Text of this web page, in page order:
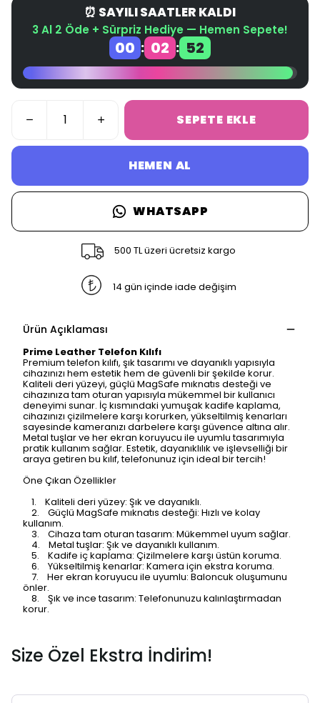
⏰ SAYILI SAATLER KALDI
3 Al 2 Öde + Sürpriz Hediye — Hemen Sepete!
00 : 02 : 52
SEPETE EKLE
HEMEN AL
WHATSAPP
500 TL üzeri ücretsiz kargo
14 gün içinde iade değişim
Ürün Açıklaması
Prime Leather Telefon Kılıfı
Premium telefon kılıfı, şık tasarımı ve dayanıklı yapısıyla
cihazınızı hem estetik hem de güvenli bir şekilde korur.
Kaliteli deri yüzeyi, güçlü MagSafe mıknatıs desteği ve
cihazınıza tam oturan yapısıyla mükemmel bir kullanıcı
deneyimi sunar. İç kısmındaki yumuşak kadife kaplama,
cihazınızı çizilmelere karşı korurken, yükseltilmiş kenarları
sayesinde kameranızı darbelere karşı güvence altına alır.
Metal tuşlar ve her ekran koruyucu ile uyumlu tasarımıyla
pratik kullanım sağlar. Estetik, dayanıklılık ve işlevselliği bir
araya getiren bu kılıf, telefonunuz için ideal bir tercih!
Öne Çıkan Özellikler
1. Kaliteli deri yüzey: Şık ve dayanıklı.
2. Güçlü MagSafe mıknatıs desteği: Hızlı ve kolay
kullanım.
3. Cihaza tam oturan tasarım: Mükemmel uyum sağlar.
4. Metal tuşlar: Şık ve dayanıklı kullanım.
5. Kadife iç kaplama: Çizilmelere karşı üstün koruma.
6. Yükseltilmiş kenarlar: Kamera için ekstra koruma.
7. Her ekran koruyucu ile uyumlu: Baloncuk oluşumunu
önler.
8. Şık ve ince tasarım: Telefonunuzu kalınlaştırmadan
korur.
Size Özel Ekstra İndirim!